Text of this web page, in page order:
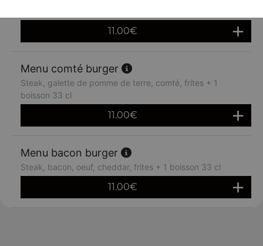
11.00€
Menu comté burger
Steak, galette de pomme de terre, comté, frites + 1
boisson 33 cl
11.00€
Menu bacon burger
Steak, bacon, oeuf, cheddar, frites + 1 boisson 33 cl
11.00€